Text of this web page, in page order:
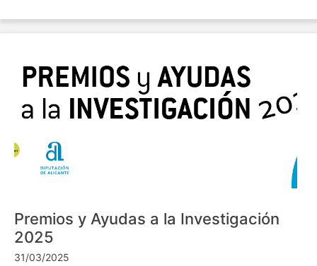
Premios y Ayudas a la Investigación
2025
31/03/2025